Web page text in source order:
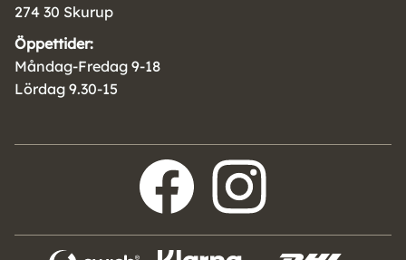
274 30 Skurup
Öppettider:
Måndag-Fredag 9-18
Lördag 9.30-15